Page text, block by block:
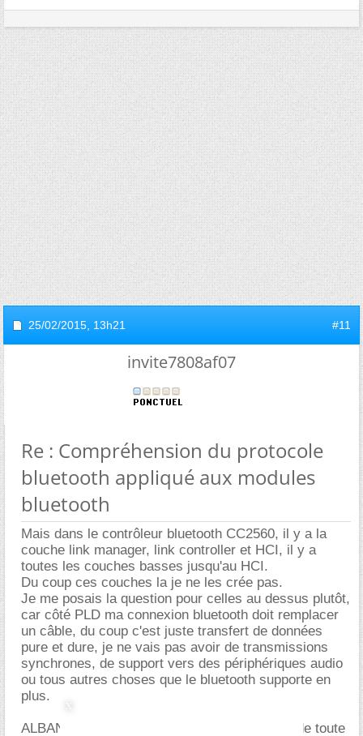
25/02/2015, 13h21 #11
invite7808af07
Re : Compréhension du protocole
bluetooth appliqué aux modules
bluetooth
Mais dans le contrôleur bluetooth CC2560, il y a la
couche link manager, link controller et HCI, il y a
toutes les couches basses jusqu'au HCI.
Du coup ces couches la je ne les crée pas.
Je me posais la question pour celles au dessus plutôt,
car côté PLD ma connexion bluetooth doit remplacer
un câble, du coup c'est juste transfert de données
pure et dure, je ne vais pas avoir de transmissions
synchrones, de support vers des périphériques audio
ou tous autres choses que le bluetooth supporte en
plus.
ALBANXIII vous entendez quoi par soft ? car de toute